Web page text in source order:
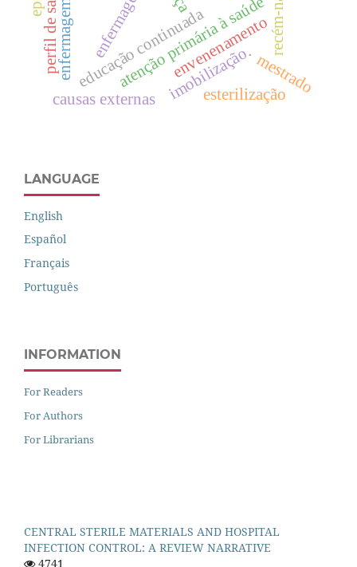
atenção primária à saúde
educação continuadaenvenenamento
perfil de saúde imobilização.
esterilização
mestrado
causas externas
LANGUAGE
English
Español
Français
Português
INFORMATION
For Readers
For Authors
For Librarians
CENTRAL STERILE MATERIALS AND HOSPITAL
INFECTION CONTROL: A REVIEW NARRATIVE
4741